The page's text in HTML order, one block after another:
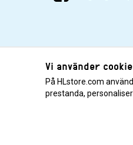
© 2001–2026
Vi använder
På HLstore.com
prestanda,